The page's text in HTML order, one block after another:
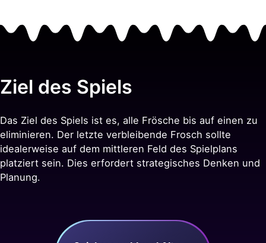
Ziel des Spiels
Das Ziel des Spiels ist es, alle Frösche bis auf einen zu
eliminieren. Der letzte verbleibende Frosch sollte
idealerweise auf dem mittleren Feld des Spielplans
platziert sein. Dies erfordert strategisches Denken und
Planung.